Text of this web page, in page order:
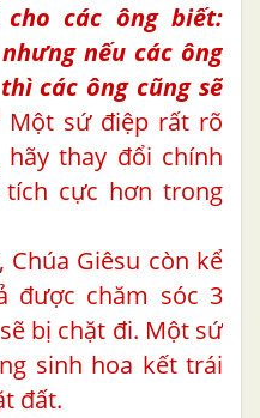
các ông biết:
nếu các ông
thì các ông cũng sẽ
Một sứ điệp rất rõ
thay đổi chính
cực hơn trong
Chúa Giêsu còn kể
được chăm sóc 3
bị chặt đi. Một sứ
sinh hoa kết trái
đất.